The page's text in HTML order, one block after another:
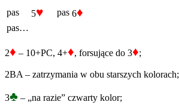
pas
5♥ pas 6♦
pas…
2♦ – 10+PC, 4+♦, forsujące do 3♦;
2BA – zatrzymania w obu starszych kolorach;
3♣ – „na razie” czwarty kolor;